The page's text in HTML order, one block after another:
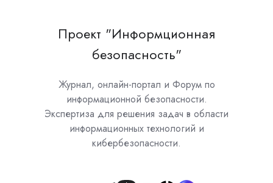
Проект "Информционная
безопасность"
Журнал, онлайн-портал и Форум по
информационной безопасности.
Экспертиза для решения задач в области
информационных технологий и
кибербезопасности.